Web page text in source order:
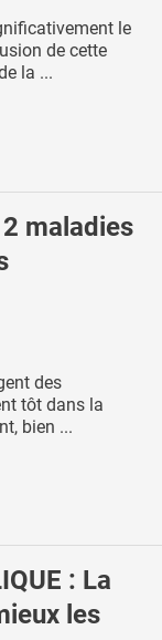
le
de cette
la ...
2 maladies
des
tôt dans la
bien ...
: La
les